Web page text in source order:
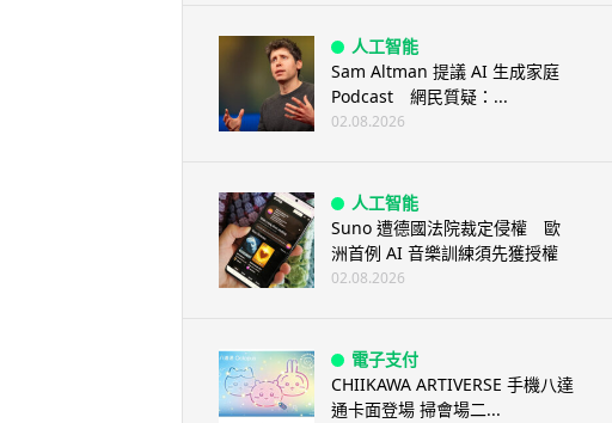
人工智能
Sam Altman 提議 AI 生成家庭
Podcast 網民質疑：...
02.08.2026
人工智能
Suno 遭德國法院裁定侵權 歐
洲首例 AI 音樂訓練須先獲授權
02.08.2026
電子支付
CHIIKAWA ARTIVERSE 手機八達
通卡面登場 掃會場二...